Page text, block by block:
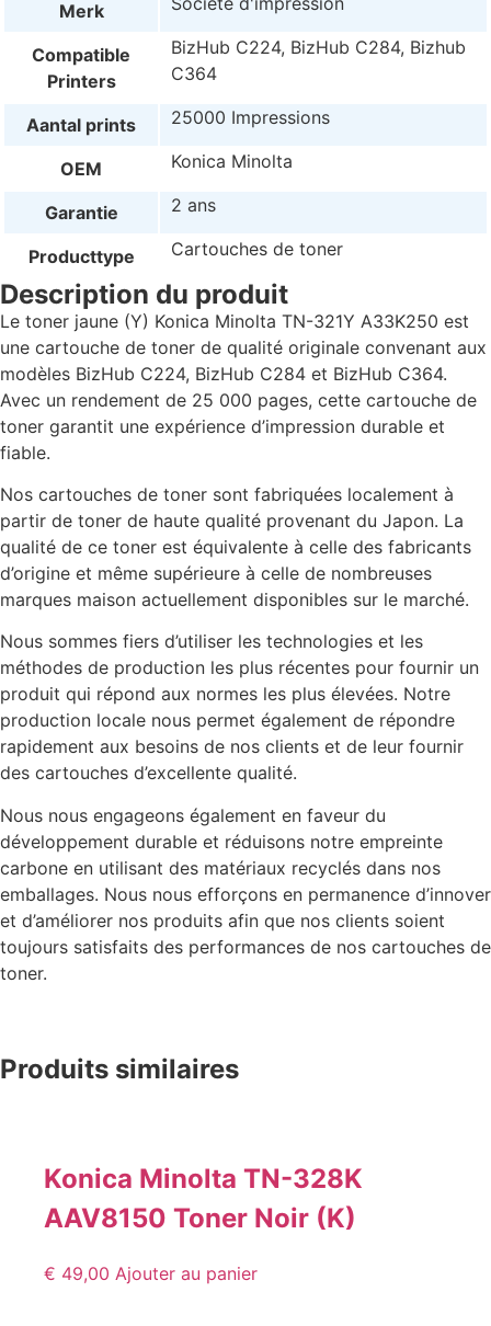
Merk
Compatible
Printers
BizHub C224, BizHub C284, Bizhub
C364
Aantal prints 25000 Impressions
OEM Konica Minolta
Garantie 2 ans
Producttype Cartouches de toner
Description du produit
Le toner jaune (Y) Konica Minolta TN-321Y A33K250 est
une cartouche de toner de qualité originale convenant aux
modèles BizHub C224, BizHub C284 et BizHub C364.
Avec un rendement de 25 000 pages, cette cartouche de
toner garantit une expérience d’impression durable et
fiable.
Nos cartouches de toner sont fabriquées localement à
partir de toner de haute qualité provenant du Japon. La
qualité de ce toner est équivalente à celle des fabricants
d’origine et même supérieure à celle de nombreuses
marques maison actuellement disponibles sur le marché.
Nous sommes fiers d’utiliser les technologies et les
méthodes de production les plus récentes pour fournir un
produit qui répond aux normes les plus élevées. Notre
production locale nous permet également de répondre
rapidement aux besoins de nos clients et de leur fournir
des cartouches d’excellente qualité.
Nous nous engageons également en faveur du
développement durable et réduisons notre empreinte
carbone en utilisant des matériaux recyclés dans nos
emballages. Nous nous efforçons en permanence d’innover
et d’améliorer nos produits afin que nos clients soient
toujours satisfaits des performances de nos cartouches de
toner.
Produits similaires
Konica Minolta TN-328K
AAV8150 Toner Noir (K)
€ 49,00 Ajouter au panier